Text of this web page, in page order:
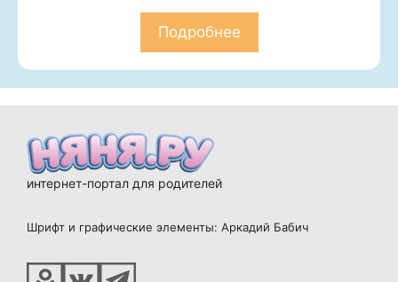
Подробнее
интернет-портал для родителей
Шрифт и графические элементы: Аркадий Бабич